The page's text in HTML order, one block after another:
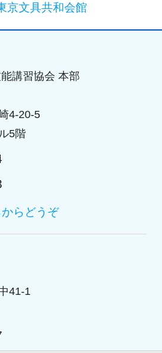
京文具共和会館
講習協会 本部
4-20-5
5階
らどうぞ
41-1